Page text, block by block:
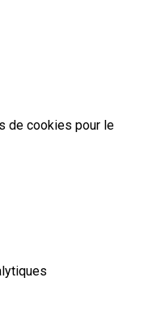
de cookies pour le